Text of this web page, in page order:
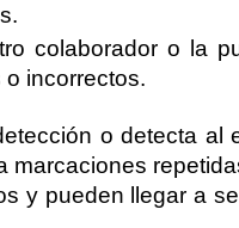
colaborador o la
incorrectos.
o detecta al
marcaciones
y pueden llegar a